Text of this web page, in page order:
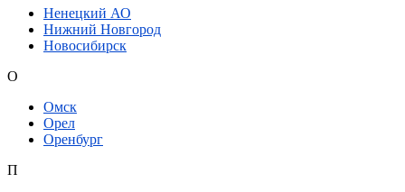
Ненецкий АО
Нижний Новгород
Новосибирск
О
Омск
Орел
Оренбург
П